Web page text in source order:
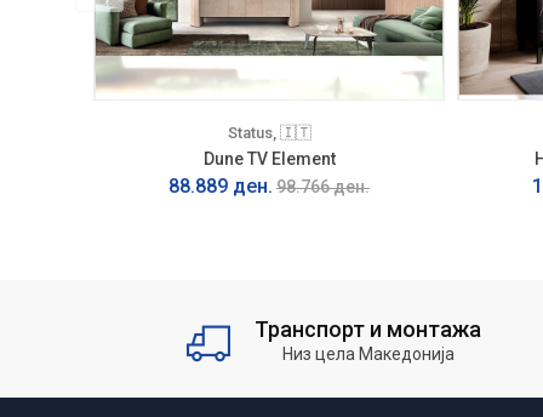
Status, 🇮🇹
Dune TV Element
88.889 ден. 98.766 ден.
Транспорт и монтажа
Низ цела Македонија